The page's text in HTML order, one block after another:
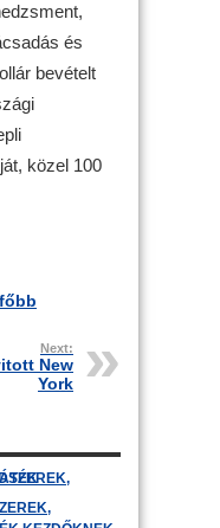
és
bevételt
közel 100
Next:
New
York